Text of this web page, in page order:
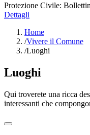
Protezione Civile:
Dettagli
Home
/Vivere il Comune
/Luoghi
Luoghi
Qui troverete una ricca
interessanti che